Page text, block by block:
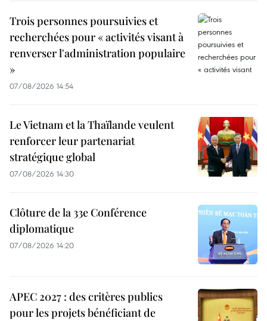
Trois personnes poursuivies et
recherchées pour « activités visant à
renverser l'administration populaire
»
07/08/2026 14:54
Le Vietnam et la Thaïlande veulent
renforcer leur partenariat
stratégique global
07/08/2026 14:30
Clôture de la 33e Conférence
diplomatique
07/08/2026 14:20
APEC 2027 : des critères publics
pour les projets bénéficiant de